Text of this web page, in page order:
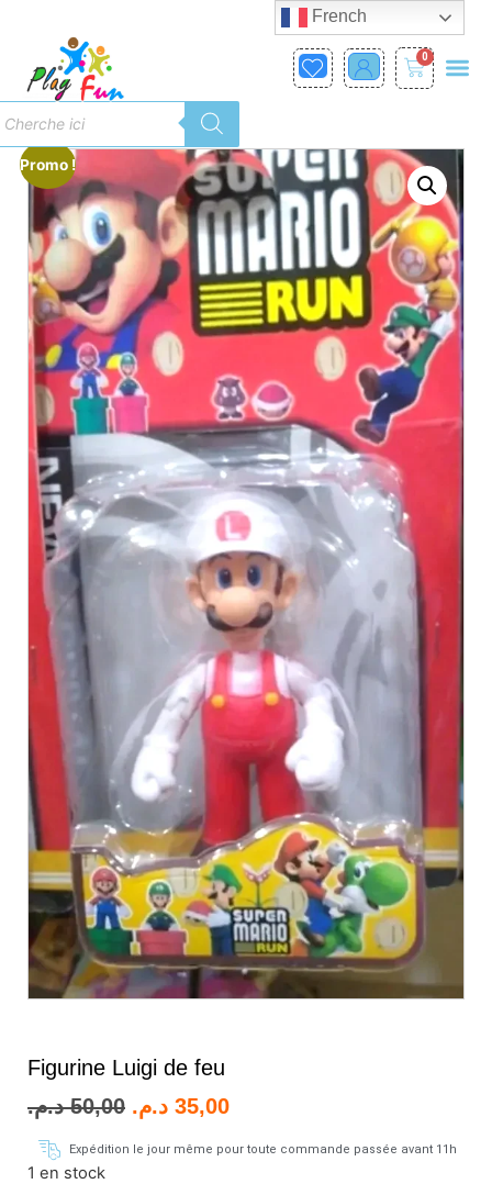
0
Promo !
Figurine Luigi de feu
50,00 د.م. 35,00 د.م.
Expédition le jour même pour toute commande passée avant 11h
1 en stock
French